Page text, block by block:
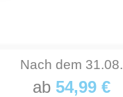
Nach dem 31.08.
ab 54,99 €